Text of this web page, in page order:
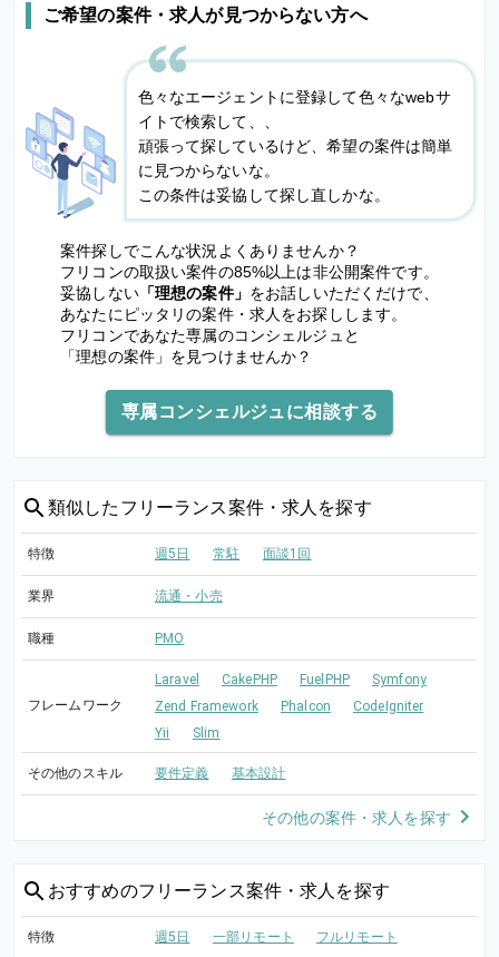
ご希望の案件・求人が見つからない方へ
色々なエージェントに登録して色々なwebサ
イトで検索して、、
頑張って探しているけど、希望の案件は簡単
に見つからないな。
この条件は妥協して探し直しかな。
案件探しでこんな状況よくありませんか？
フリコンの取扱い案件の85%以上は非公開案件です。
妥協しない「理想の案件」 をお話しいただくだけで、
あなたにピッタリの案件・求人をお探しします。
フリコンであなた専属のコンシェルジュと
「理想の案件」を見つけませんか？
専属コンシェルジュに相談する
類似した フリーランス案件・求人を探す
特徴 週5日 常駐 面談1回
業界 流通・小売
職種 PMO
フレームワーク
Laravel CakePHP FuelPHP
Symfony
Zend Framework
Phalcon
CodeIgniter
Yii
Slim
その他のスキル 要件定義 基本設計
その他の案件・求人を探す
おすすめのフリーランス案件・求人を探す
特徴 週5日 一部リモート フルリモート